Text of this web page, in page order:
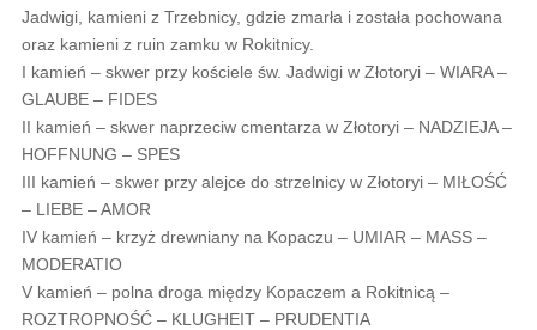
Jadwigi, kamieni z Trzebnicy, gdzie zmarła i została pochowana
oraz kamieni z ruin zamku w Rokitnicy.
I kamień – skwer przy kościele św. Jadwigi w Złotoryi – WIARA –
GLAUBE – FIDES
II kamień – skwer naprzeciw cmentarza w Złotoryi – NADZIEJA –
HOFFNUNG – SPES
III kamień – skwer przy alejce do strzelnicy w Złotoryi – MIŁOŚĆ
– LIEBE – AMOR
IV kamień – krzyż drewniany na Kopaczu – UMIAR – MASS –
MODERATIO
V kamień – polna droga między Kopaczem a Rokitnicą –
ROZTROPNOŚĆ – KLUGHEIT – PRUDENTIA